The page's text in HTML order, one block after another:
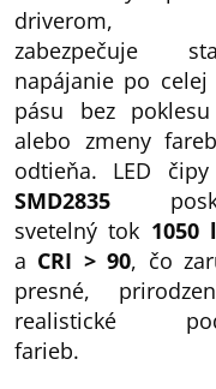
driverom,
zabezpečuje
napájanie po celej
pásu bez
alebo zmeny
odtieňa. LED
SMD2835
svetelný tok 1050
a CRI > 90, čo
presné,
realistické
farieb.